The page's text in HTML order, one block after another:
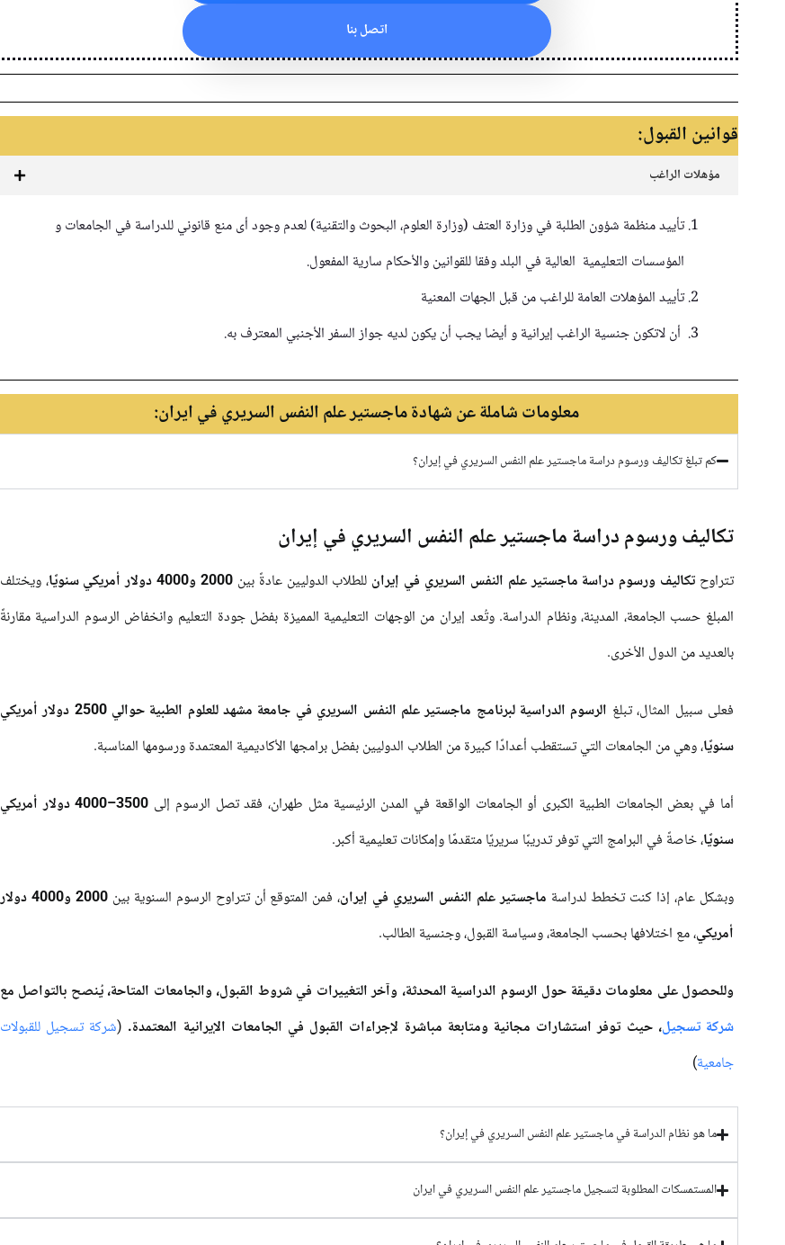
اتصل بنا
قوانين اﻟﻘﺒﻮل:
مؤهلات الراغب
تأييد منظمة شؤون الطلبة في وزارة العتف (وزارة العلوم، البحوث والتقنية) لعدم وجود أى منع قانوني للدراسة في الجامعات و
المؤسسات التعليمية العالية في البلد وفقا للقوانين والأحكام سارية المفعول.
تأييد المؤهلات العامة للراغب من قبل الجهات المعنية
أن لاتكون جنسية الراغب إيرانية و أيضا يجب أن يكون لديه جواز السفر الأجنبي المعترف به.
معلومات شاملة عن شهادة ماجستير علم النفس السريري في ايران:
كم تبلغ تكاليف ورسوم دراسة ماجستير علم النفس السريري في إيران؟
تكاليف ورسوم دراسة ماجستير علم النفس السريري في إيران
تتراوح تكاليف ورسوم دراسة ماجستير علم النفس السريري في إيران للطلاب الدوليين عادةً بين 2000 و4000 دولار أمريكي سنويًا ، ويختلف
المبلغ حسب الجامعة، المدينة، ونظام الدراسة. وتُعد إيران من الوجهات التعليمية المميزة بفضل جودة التعليم وانخفاض الرسوم الدراسية مقارنةً
بالعديد من الدول الأخرى.
فعلى سبيل المثال، تبلغ الرسوم الدراسية لبرنامج ماجستير علم النفس السريري في جامعة مشهد للعلوم الطبية حوالي 2500 دولار أمريكي
سنويًا، وهي من الجامعات التي تستقطب أعدادًا كبيرة من الطلاب الدوليين بفضل برامجها الأكاديمية المعتمدة ورسومها المناسبة.
أما في بعض الجامعات الطبية الكبرى أو الجامعات الواقعة في المدن الرئيسية مثل طهران، فقد تصل الرسوم إلى 3500–4000 دولار أمريكي
سنويًا، خاصةً في البرامج التي توفر تدريبًا سريريًا متقدمًا وإمكانات تعليمية أكبر.
وبشكل عام، إذا كنت تخطط لدراسة ماجستير علم النفس السريري في إيران، فمن المتوقع أن تتراوح الرسوم السنوية بين 2000 و4000 دولار
أمريكي، مع اختلافها بحسب الجامعة، وسياسة القبول، وجنسية الطالب.
وللحصول على معلومات دقيقة حول الرسوم الدراسية المحدثة، وآخر التغييرات في شروط القبول، والجامعات المتاحة، يُنصح بالتواصل مع
شركة تسجیل، حيث توفر استشارات مجانية ومتابعة مباشرة لإجراءات القبول في الجامعات الإيرانية المعتمدة. (شركة تسجیل للقبولات
جامعية)
ما هو نظام الدراسة في ماجستير علم النفس السريري في إيران؟
المستمسكات المطلوبة لتسجيل ماجستير علم النفس السريري في ايران